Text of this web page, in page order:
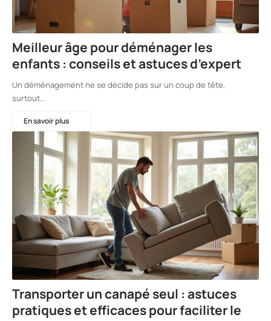
Meilleur âge pour déménager les
enfants : conseils et astuces d’expert
Un déménagement ne se décide pas sur un coup de tête,
surtout…
En savoir plus
Transporter un canapé seul : astuces
pratiques et efficaces pour faciliter le